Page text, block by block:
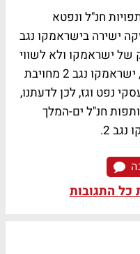
חנ"ל ונפטא
ישירה בישראמקו נגב
של ישראמקו ולא לשווי
הכלכלי. בנוסף, כשותפות נפט וגז, ישראמקו נגב 2 מחויבת
נפט וגז, לכן לדעתנו,
חנ"ל ים-המלך
2.
כל התגובות